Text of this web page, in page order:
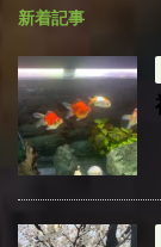
リ
ー
新着記事